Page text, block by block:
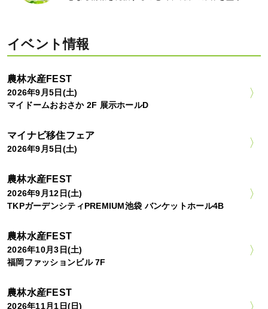
イベント情報
農林水産FEST
2026年9月5日(土)
マイドームおおさか 2F 展示ホールD
マイナビ移住フェア
2026年9月5日(土)
農林水産FEST
2026年9月12日(土)
TKPガーデンシティPREMIUM池袋 バンケットホール4B
農林水産FEST
2026年10月3日(土)
福岡ファッションビル 7F
農林水産FEST
2026年11月1日(日)